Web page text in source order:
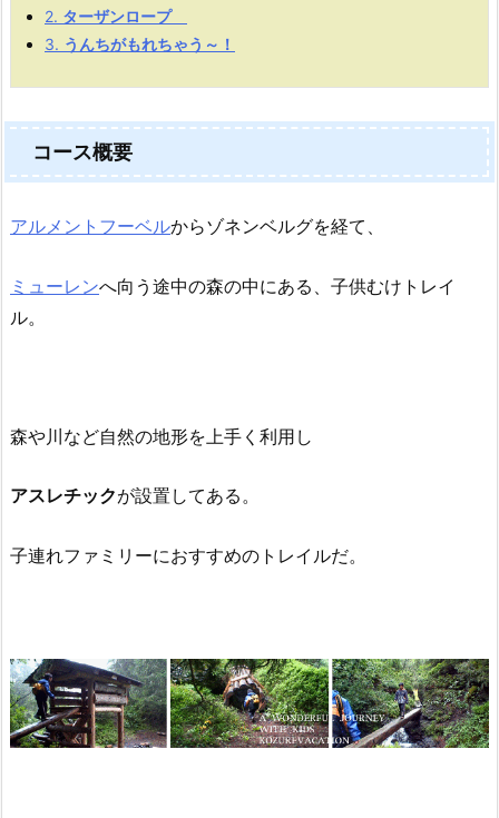
2. ターザンロープ
3. うんちがもれちゃう～！
コース概要
アルメントフーベルからゾネンベルグを経て、
ミューレンへ向う途中の森の中にある、子供むけトレイ
ル。
森や川など自然の地形を上手く利用し
アスレチックが設置してある。
子連れファミリーにおすすめのトレイルだ。